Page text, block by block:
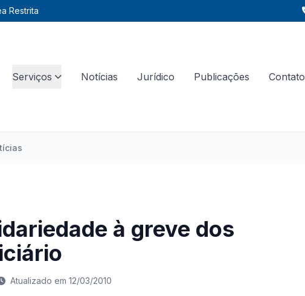
Restrita
Serviços Notícias Jurídico Publicações Contato
à greve dos
Atualizado em 12/03/2010